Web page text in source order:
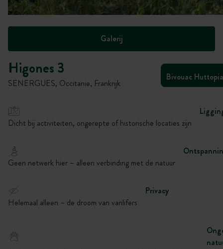
Galerij
Higones 3
SENERGUES, Occitanie, Frankrijk
Bivouac
Dicht bij activiteiten, ongerepte of historische locaties zijn
Geen netwerk hier – alleen verbinding met de natuur
Privacy
Helemaal alleen – de droom van vanlifers